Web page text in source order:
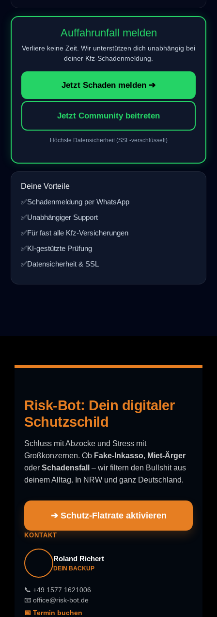
Auffahrunfall melden
Verliere keine Zeit. Wir unterstützen dich unabhängig bei
deiner Kfz-Schadenmeldung.
Jetzt Schaden melden ➔
Jetzt Community beitreten
Höchste Datensicherheit (SSL-verschlüsselt)
Deine Vorteile
✅Schadenmeldung per WhatsApp
✅Unabhängiger Support
✅Für fast alle Kfz-Versicherungen
✅KI-gestützte Prüfung
✅Datensicherheit & SSL
Risk-Bot: Dein digitaler
Schutzschild
Schluss mit Abzocke und Stress mit
Großkonzernen. Ob Fake-Inkasso, Miet-Ärger
oder Schadensfall
– wir filtern den Bullshit aus
deinem Alltag. In NRW und ganz Deutschland.
➔ Schutz-Flatrate aktivieren
KONTAKT
Roland Richert
DEIN BACKUP
📞 +49 1577 1621006
📧 office@risk-bot.de
📅 Termin buchen